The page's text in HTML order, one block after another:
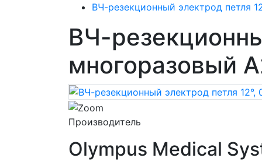
ВЧ-резекционный электрод петля
ВЧ-
многоразовый
Производитель
Olympus Medical